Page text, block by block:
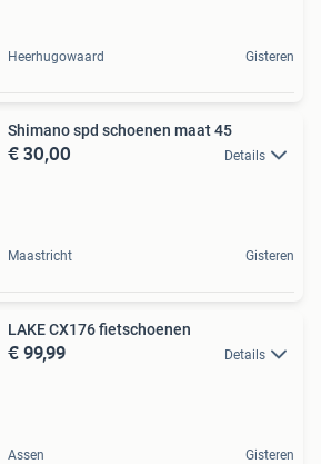
Heerhugowaard Gisteren
Shimano spd schoenen maat 45
€ 30,00 Details
Maastricht Gisteren
LAKE CX176 fietschoenen
€ 99,99 Details
Assen Gisteren